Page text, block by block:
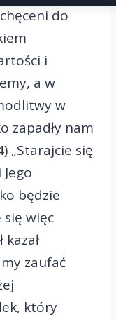
do
i
a w
w
zapadły nam
„Starajcie się
będzie
więc
zaufać
który